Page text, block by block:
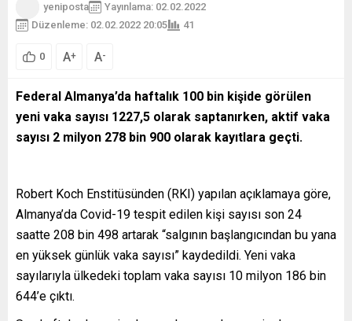
yeniposta
Yayınlama: 02.02.2022
Düzenleme: 02.02.2022 20:05
41
0 A+ A-
Federal Almanya’da haftalık 100 bin kişide görülen
yeni vaka sayısı 1227,5 olarak saptanırken, aktif vaka
sayısı 2 milyon 278 bin 900 olarak kayıtlara geçti.
Robert Koch Enstitüsünden (RKI) yapılan açıklamaya göre,
Almanya’da Covid-19 tespit edilen kişi sayısı son 24
saatte 208 bin 498 artarak “salgının başlangıcından bu yana
en yüksek günlük vaka sayısı” kaydedildi. Yeni vaka
sayılarıyla ülkedeki toplam vaka sayısı 10 milyon 186 bin
644’e çıktı.